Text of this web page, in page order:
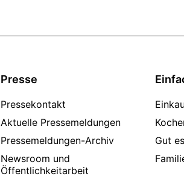
Presse
Pressekontakt
Aktuelle Pressemeldungen
Pressemeldungen-Archiv
Newsroom und
Öffentlichkeitarbeit
Gut